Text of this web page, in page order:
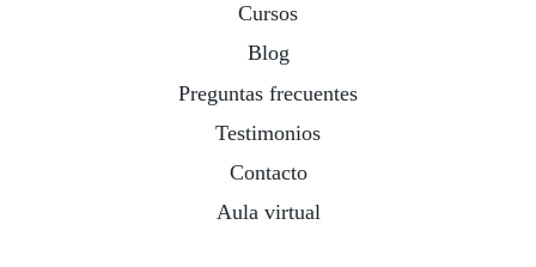
Cursos
Blog
Preguntas frecuentes
Testimonios
Contacto
Aula virtual